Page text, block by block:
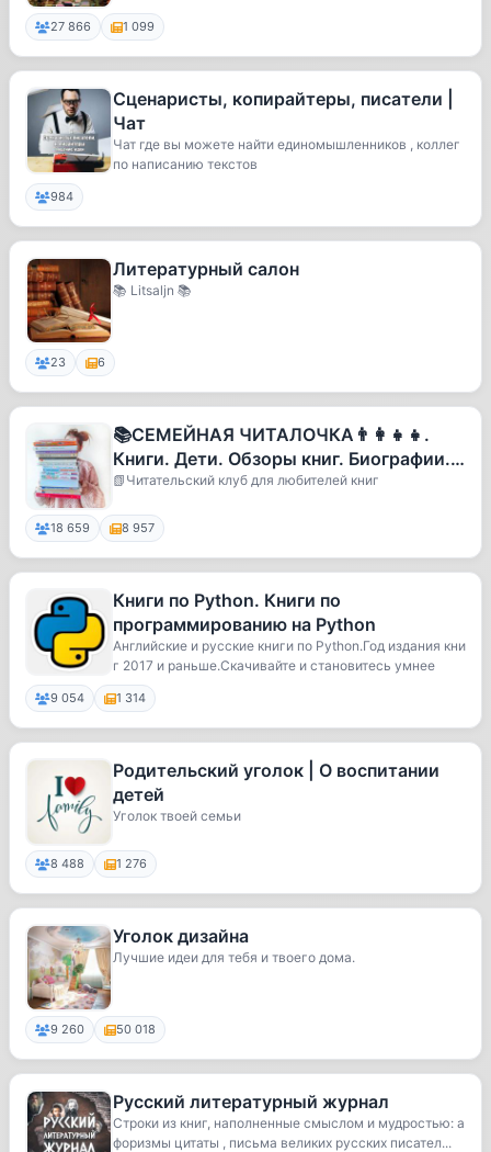
27 866 1 099
Сценаристы, копирайтеры, писатели |
Чат
Чат где вы можете найти единомышленников , коллег
по написанию текстов
984
Литературный салон
📚 Litsaljn 📚
23 6
📚СЕМЕЙНАЯ ЧИТАЛОЧКА👨‍👩‍👧‍👧.
Книги. Дети. Обзоры книг. Биографии.
Книги для детей
📗Читательский клуб для любителей книг
18 659 8 957
Книги по Python. Книги по
программированию на Python
Английские и русские книги по Python.Год издания кни
г 2017 и раньше.Скачивайте и становитесь умнее
9 054 1 314
Родительский уголок | О воспитании
детей
Уголок твоей семьи
8 488 1 276
Уголок дизайна
Лучшие идеи для тебя и твоего дома.
9 260 50 018
Русский литературный журнал
Строки из книг, наполненные смыслом и мудростью: а
форизмы цитаты , письма великих русских писател...